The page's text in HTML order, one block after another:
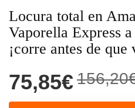
Locura total en
Vaporella Express
¡corre antes de que
75,85€